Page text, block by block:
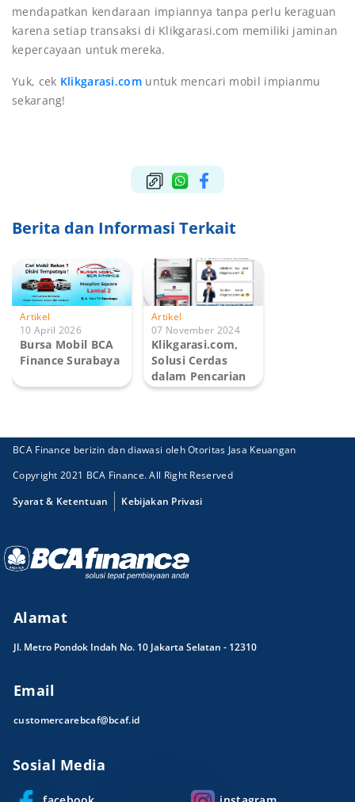
mendapatkan kendaraan impiannya tanpa perlu keraguan
karena setiap transaksi di Klikgarasi.com memiliki jaminan
kepercayaan untuk mereka.
Yuk, cek Klikgarasi.comuntuk mencari mobil impianmu
sekarang!
Berita dan Informasi Terkait
Artikel
10 April 2026
Bursa Mobil BCA
Finance Surabaya
Artikel
07 November 2024
Klikgarasi.com,
Solusi Cerdas
dalam Pencarian
Mobi...
BCA Finance berizin dan diawasi oleh Otoritas Jasa Keuangan
Copyright 2021 BCA Finance. All Right Reserved
Syarat & Ketentuan
Kebijakan Privasi
Alamat
Jl. Metro Pondok Indah No. 10 Jakarta Selatan - 12310
Email
customercarebcaf@bcaf.id
Sosial Media